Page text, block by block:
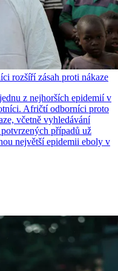
rozšíří zásah proti nákaze
z nejhorších epidemií v
Afričtí odborníci proto
včetně vyhledávání
případů už
největší epidemii eboly v